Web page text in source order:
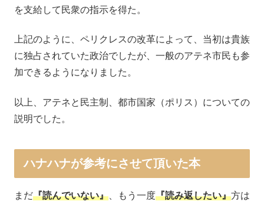
を支給して民衆の指示を得た。
上記のように、ペリクレスの改革によって、当初は貴族
に独占されていた政治でしたが、一般のアテネ市民も参
加できるようになりました。
以上、アテネと民主制、都市国家（ポリス）についての
説明でした。
ハナハナが参考にさせて頂いた本
まだ『読んでいない』 、もう一度『読み返したい』方は